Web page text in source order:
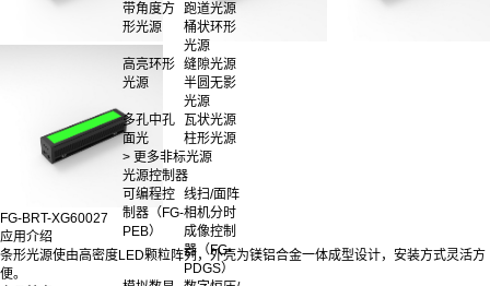
带角度方
形光源
跑道光源
桶状环形
光源
高亮环形
光源
缝隙光源
半圆无影
光源
多孔中孔
面光
瓦状光源
柱形光源
> 更多非标光源
光源控制器
可编程控
制器（FG-
PEB）
线扫/面阵
相机分时
成像控制
器（FG-
PDGS）
FG-BRT-XG60027
应用介绍
条形光源使由高密度LED颗粒阵列，外壳为镁铝合金一体成型设计，安装方式灵活方
便。